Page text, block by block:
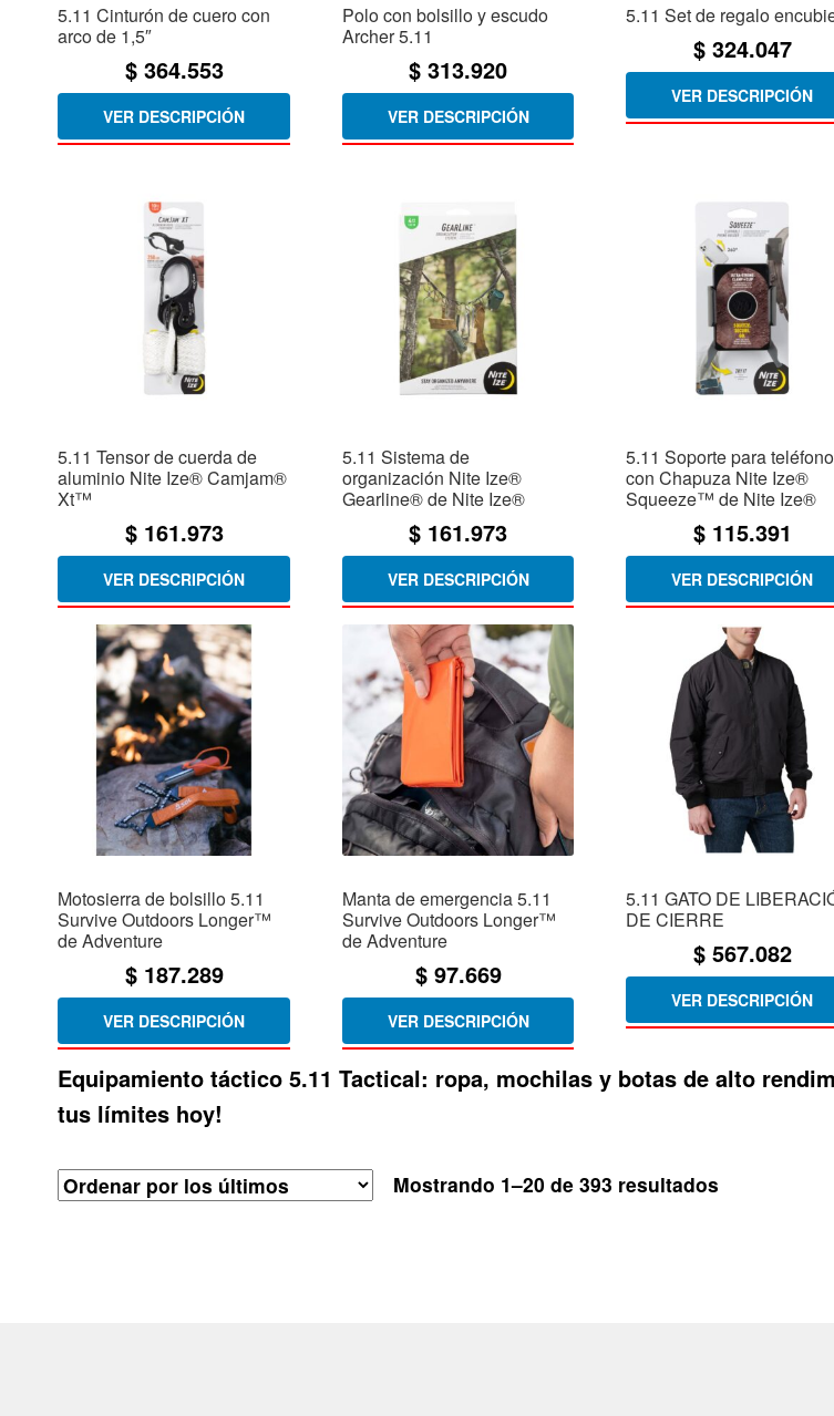
5.11 Cinturón de cuero con
arco de 1,5″
$364.553
VER DESCRIPCIÓN
Polo con bolsillo y escudo
Archer 5.11
$ 313.920
VER DESCRIPCIÓN
5.11 Set de regalo
$324.047
VER DESCRIPCIÓN
5.11 Tensor de cuerda de
aluminio Nite Ize® Camjam®
Xt™
$161.973
VER DESCRIPCIÓN
5.11 Sistema de
organización Nite Ize®
Gearline® de Nite Ize®
$ 161.973
VER DESCRIPCIÓN
5.11 Soporte para teléfono
con Chapuza Nite Ize®
Squeeze™ de Nite Ize®
$115.391
VER DESCRIPCIÓN
Motosierra de bolsillo 5.11
Survive Outdoors Longer™
de Adventure
$187.289
VER DESCRIPCIÓN
Manta de emergencia 5.11
Survive Outdoors Longer™
de Adventure
$97.669
VER DESCRIPCIÓN
5.11 GATO DE
DE CIERRE
$567.082
VER DESCRIPCIÓN
Equipamiento táctico 5.11 Tactical: ropa, mochilas y botas de alto
tus límites hoy!
Mostrando 1–20 de 393 resultadosOrdenado